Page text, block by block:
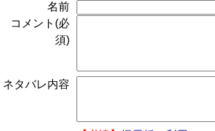
名前
コメント(必
須)
ネタバレ内容